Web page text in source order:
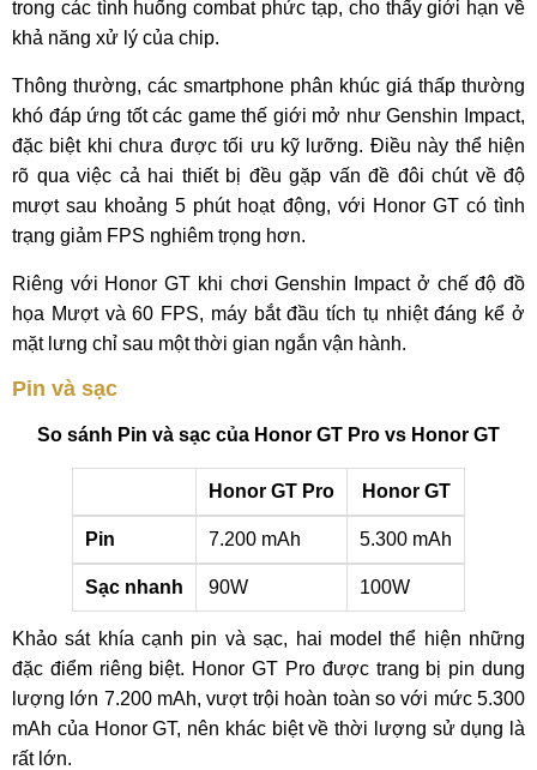
trong các tình huống combat phức tạp, cho thấy giới hạn về
khả năng xử lý của chip.
Thông thường, các smartphone phân khúc giá thấp thường
khó đáp ứng tốt các game thế giới mở như Genshin Impact,
đặc biệt khi chưa được tối ưu kỹ lưỡng. Điều này thể hiện
rõ qua việc cả hai thiết bị đều gặp vấn đề đôi chút về độ
mượt sau khoảng 5 phút hoạt động, với Honor GT có tình
trạng giảm FPS nghiêm trọng hơn.
Riêng với Honor GT khi chơi Genshin Impact ở chế độ đồ
họa Mượt và 60 FPS, máy bắt đầu tích tụ nhiệt đáng kể ở
mặt lưng chỉ sau một thời gian ngắn vận hành.
Pin và sạc
So sánh Pin và sạc của Honor GT Pro vs Honor GT
Honor GT Pro Honor GT
Pin 7.200 mAh 5.300 mAh
Sạc nhanh 90W 100W
Khảo sát khía cạnh pin và sạc, hai model thể hiện những
đặc điểm riêng biệt. Honor GT Pro được trang bị pin dung
lượng lớn 7.200 mAh, vượt trội hoàn toàn so với mức 5.300
mAh của Honor GT, nên khác biệt về thời lượng sử dụng là
rất lớn.